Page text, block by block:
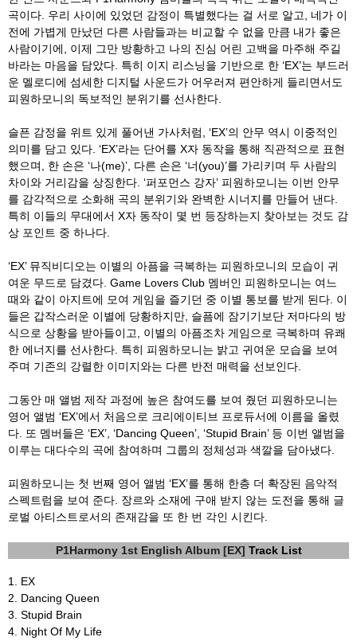
곡이다 우리 사이에 있었던 감정이 특별했다는 걸 서로 알고
네가 이
전에 가볍게 만났던 다른 사람들과는 비교할 수 없을 만큼 내가 좋은
사람이기에
이제 그만 방황하고 나의 진심 어린 고백을 마주해 주길
바라는 마음을 담았다 특히 이지 리스닝을 기반으로 한 ‘EX’는 부드러
운 멜로디에 섬세한 디지털 사운드가 어우러져 편안하게 들리면서도
피원하모니의 독보적인 분위기를 선사한다
슬픈 감정을 위트 있게 풀어낸 가사처럼 , ‘EX’의 안무 역시 이중적인
의미를 담고 있다 . ‘EX’라는 단어를 X자 동작을 통해 직관적으로 표현
했으며
한 손은 ‘나(me)’, 다른 손은 ‘너(you)’를 가리키며 두 사람의
차이와 거리감을 상징한다 . ‘퍼포먼스 강자’ 피원하모니는 이번 안무
를 감각적으로 소화해 곡의 분위기와 완벽한 시너지를 만들어 낸다
특히 이들의 무대에서 X자 동작이 몇 번 등장하는지 찾아보는 것도 감
상 포인트 중 하나다
‘EX’ 뮤직비디오는 이별의 아픔을 극복하는 피원하모니의 모습이 귀
여운 무드로 담겼다 . Game Lovers Club 멤버인 피원하모니는 여느
때와 같이 아지트에 모여 게임을 즐기던 중 이별 통보를 받게 된다 이
들은 갑작스러운 이별에 당황하지만 슬픔에 잠기기보단 저마다의 방
식으로 상황을 받아들이고
이별의 아픔조차 게임으로 극복하며 유쾌
한 에너지를 선사한다 특히 피원하모니는 밝고 귀여운 모습을 보여
주며 기존의 강렬한 이미지와는 다른 반전 매력을 선보인다
그동안 매 앨범 제작 과정에 높은 참여도를 보여 줬던 피원하모니는
영어 앨범 ‘EX’에서 처음으로 크리에이티브 프로듀서에 이름을 올렸
다
또 멤버들은 ‘EX’, ‘Dancing Queen’, ‘Stupid Brain’ 등 이번 앨범을
이루는 대다수의 곡에 참여하며 그룹의 정체성과 색깔을 담아냈다
피원하모니는 첫 번째 영어 앨범 ‘EX’를 통해 한층 더 확장된 음악적
스펙트럼을 보여 준다 장르와 소재에 구애 받지 않는 도전을 통해 글
로벌 아티스트로서의 존재감을 또 한 번 각인 시킨다
P1Harmony 1st English Album [EX] Track List
1. EX
2. Dancing Queen
3. Stupid Brain
4. Night Of My Life